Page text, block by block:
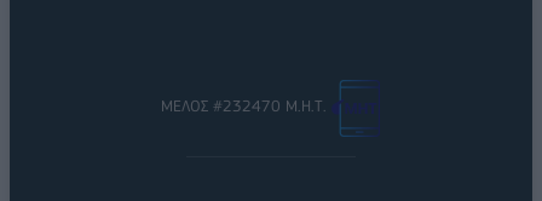
ΜΕΛΟΣ #232470 Μ.Η.Τ.